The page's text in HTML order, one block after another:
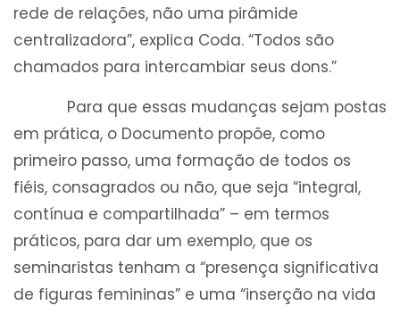
rede de relações, não uma pirâmide
centralizadora”, explica Coda. “Todos são
chamados para intercambiar seus dons.”
Para que essas mudanças sejam postas
em prática, o Documento propõe, como
primeiro passo, uma formação de todos os
fiéis, consagrados ou não, que seja “integral,
contínua e compartilhada” – em termos
práticos, para dar um exemplo, que os
seminaristas tenham a “presença significativa
de figuras femininas” e uma “inserção na vida